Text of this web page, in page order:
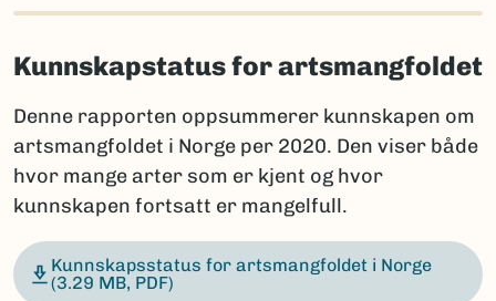
Kunnskapstatus for artsmangfoldet
Denne rapporten oppsummerer kunnskapen om
artsmangfoldet i Norge per 2020. Den viser både
hvor mange arter som er kjent og hvor
kunnskapen fortsatt er mangelfull.
Kunnskapsstatus for artsmangfoldet i Norge
(3.29 MB, PDF)